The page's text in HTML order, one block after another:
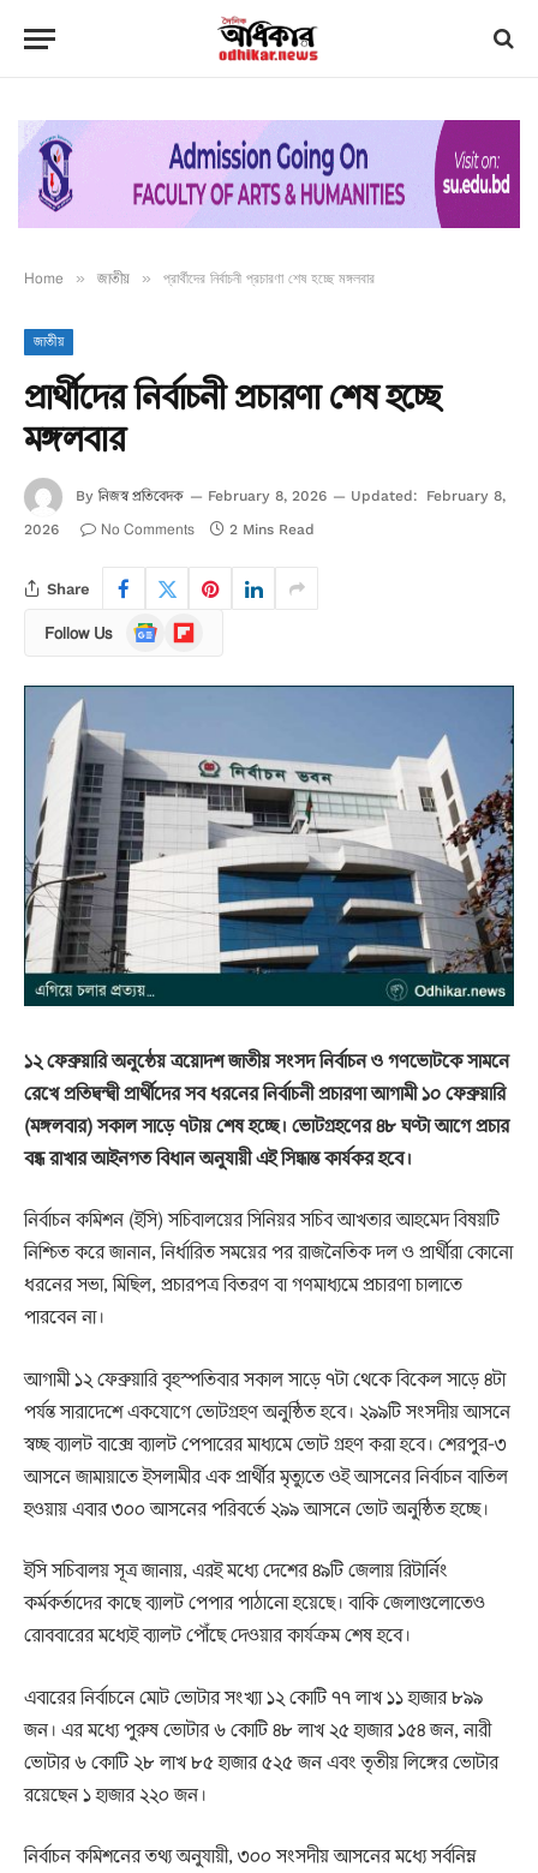
Home » জাতীয় » প্রার্থীদের নির্বাচনী প্রচারণা শেষ হচ্ছে মঙ্গলবার
জাতীয়
প্রার্থীদের নির্বাচনী প্রচারণা শেষ হচ্ছে
মঙ্গলবার
By নিজস্ব প্রতিবেদক February 8, 2026 Updated:
February 8,
2026
No Comments 2 Mins Read
Share
Follow Us
Google
News
Flipboard
১২ ফেব্রুয়ারি অনুষ্ঠেয় ত্রয়োদশ জাতীয় সংসদ নির্বাচন ও গণভোটকে সামনে
রেখে প্রতিদ্বন্দ্বী প্রার্থীদের সব ধরনের নির্বাচনী প্রচারণা আগামী ১০ ফেব্রুয়ারি
(মঙ্গলবার) সকাল সাড়ে ৭টায় শেষ হচ্ছে। ভোটগ্রহণের ৪৮ ঘণ্টা আগে প্রচার
বন্ধ রাখার আইনগত বিধান অনুযায়ী এই সিদ্ধান্ত কার্যকর হবে।
নির্বাচন কমিশন (ইসি) সচিবালয়ের সিনিয়র সচিব আখতার আহমেদ বিষয়টি
নিশ্চিত করে জানান, নির্ধারিত সময়ের পর রাজনৈতিক দল ও প্রার্থীরা কোনো
ধরনের সভা, মিছিল, প্রচারপত্র বিতরণ বা গণমাধ্যমে প্রচারণা চালাতে
পারবেন না।
আগামী ১২ ফেব্রুয়ারি বৃহস্পতিবার সকাল সাড়ে ৭টা থেকে বিকেল সাড়ে ৪টা
পর্যন্ত সারাদেশে একযোগে ভোটগ্রহণ অনুষ্ঠিত হবে। ২৯৯টি সংসদীয় আসনে
স্বচ্ছ ব্যালট বাক্সে ব্যালট পেপারের মাধ্যমে ভোট গ্রহণ করা হবে। শেরপুর-৩
আসনে জামায়াতে ইসলামীর এক প্রার্থীর মৃত্যুতে ওই আসনের নির্বাচন বাতিল
হওয়ায় এবার ৩০০ আসনের পরিবর্তে ২৯৯ আসনে ভোট অনুষ্ঠিত হচ্ছে।
ইসি সচিবালয় সূত্র জানায়, এরই মধ্যে দেশের ৪৯টি জেলায় রিটার্নিং
কর্মকর্তাদের কাছে ব্যালট পেপার পাঠানো হয়েছে। বাকি জেলাগুলোতেও
রোববারের মধ্যেই ব্যালট পৌঁছে দেওয়ার কার্যক্রম শেষ হবে।
এবারের নির্বাচনে মোট ভোটার সংখ্যা ১২ কোটি ৭৭ লাখ ১১ হাজার ৮৯৯
জন। এর মধ্যে পুরুষ ভোটার ৬ কোটি ৪৮ লাখ ২৫ হাজার ১৫৪ জন, নারী
ভোটার ৬ কোটি ২৮ লাখ ৮৫ হাজার ৫২৫ জন এবং তৃতীয় লিঙ্গের ভোটার
রয়েছেন ১ হাজার ২২০ জন।
নির্বাচন কমিশনের তথ্য অনুযায়ী, ৩০০ সংসদীয় আসনের মধ্যে সর্বনিম্ন